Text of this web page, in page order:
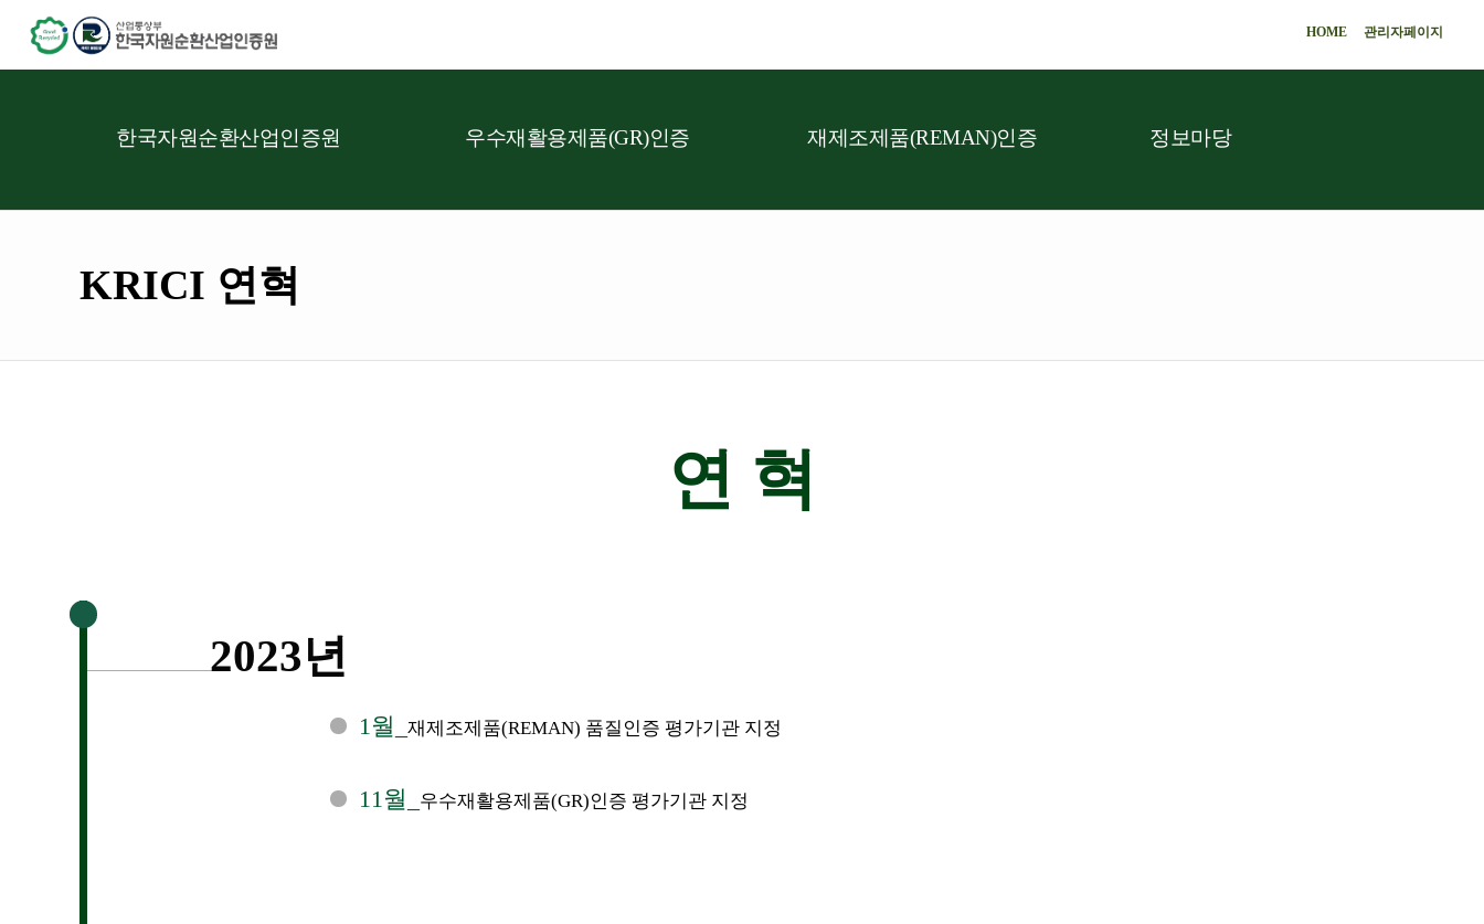
HOME 관리자페이지
한국자원순환산업인증원 우수재활용제품(GR)인증 재제조제품(REMAN)인증 정보마당
KRICI 연혁
연 혁
2023년
1월_ 재제조제품(REMAN) 품질인증 평가기관 지정
11월_ 우수재활용제품(GR)인증 평가기관 지정